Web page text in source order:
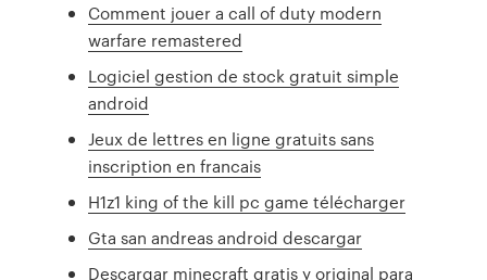
Comment jouer a call of duty modern
warfare remastered
Logiciel gestion de stock gratuit simple
android
Jeux de lettres en ligne gratuits sans
inscription en francais
H1z1 king of the kill pc game télécharger
Gta san andreas android descargar
Descargar minecraft gratis y original para